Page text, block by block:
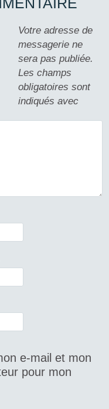
Votre adresse de
messagerie ne
sera pas publiée.
Les champs
obligatoires sont
indiqués avec
e-mail et mon
pour mon